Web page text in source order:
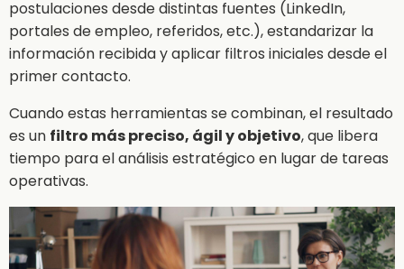
postulaciones desde distintas fuentes (LinkedIn,
portales de empleo, referidos, etc.), estandarizar la
información recibida y aplicar filtros iniciales desde el
primer contacto.
Cuando estas herramientas se combinan, el resultado
es un filtro más preciso, ágil y objetivo, que libera
tiempo para el análisis estratégico en lugar de tareas
operativas.